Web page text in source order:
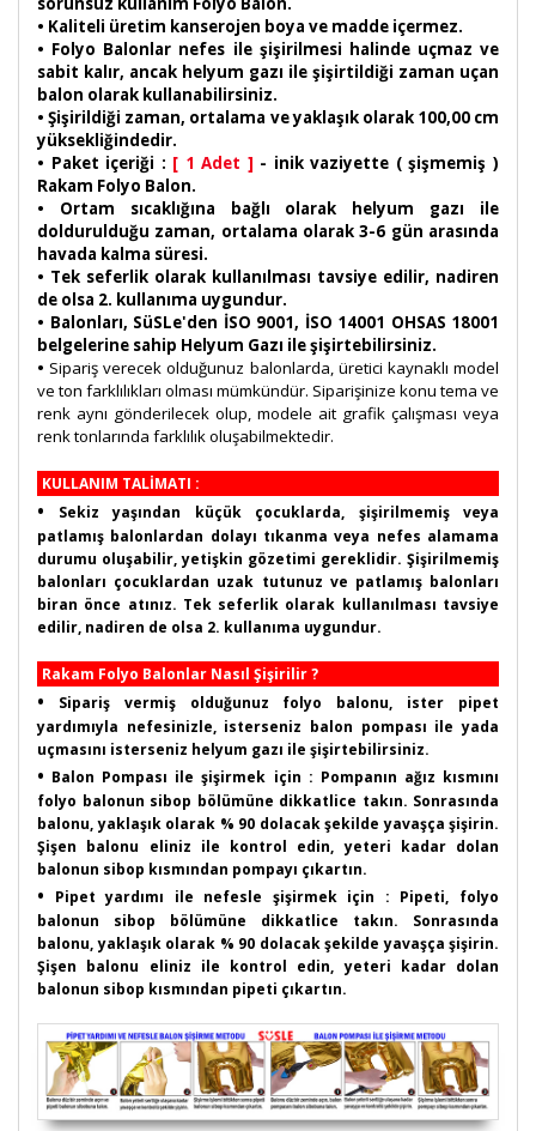
• Kaliteli üretim kanserojen boya ve madde içermez.
• Folyo Balonlar nefes ile şişirilmesi halinde uçmaz ve
sabit kalır, ancak helyum gazı ile şişirtildiği zaman uçan
balon olarak kullanabilirsiniz.
• Şişirildiği zaman, ortalama ve yaklaşık olarak 100,00 cm
yüksekliğindedir.
• Paket içeriği : [ 1 Adet ] - inik vaziyette ( şişmemiş )
Rakam Folyo Balon.
• Ortam sıcaklığına bağlı olarak helyum gazı ile
doldurulduğu zaman, ortalama olarak 3-6 gün arasında
havada kalma süresi.
• Tek seferlik olarak kullanılması tavsiye edilir, nadiren
de olsa 2. kullanıma uygundur.
• Balonları, SüSLe'den İSO 9001, İSO 14001 OHSAS 18001
belgelerine sahip Helyum Gazı ile şişirtebilirsiniz.
• Sipariş verecek olduğunuz balonlarda, üretici kaynaklı model
ve ton farklılıkları olması mümkündür. Siparişinize konu tema ve
renk aynı gönderilecek olup, modele ait grafik çalışması veya
renk tonlarında farklılık oluşabilmektedir.
KULLANIM TALİMATI :
•
Sekiz yaşından küçük çocuklarda, şişirilmemiş veya
patlamış balonlardan dolayı tıkanma veya nefes alamama
durumu oluşabilir, yetişkin gözetimi gereklidir. Şişirilmemiş
balonları çocuklardan uzak tutunuz ve patlamış balonları
biran önce atınız. Tek seferlik olarak kullanılması tavsiye
edilir, nadiren de olsa 2. kullanıma uygundur.
Rakam Folyo Balonlar Nasıl Şişirilir ?
•
Sipariş vermiş olduğunuz folyo balonu, ister pipet
yardımıyla nefesinizle, isterseniz balon pompası ile yada
uçmasını isterseniz helyum gazı ile şişirtebilirsiniz.
• Balon Pompası ile şişirmek için : Pompanın ağız kısmını
folyo balonun sibop bölümüne dikkatlice takın. Sonrasında
balonu, yaklaşık olarak % 90 dolacak şekilde yavaşça şişirin.
Şişen balonu eliniz ile kontrol edin, yeteri kadar dolan
balonun sibop kısmından pompayı çıkartın.
•
Pipet yardımı ile nefesle şişirmek için : Pipeti, folyo
balonun sibop bölümüne dikkatlice takın. Sonrasında
balonu, yaklaşık olarak % 90 dolacak şekilde yavaşça şişirin.
Şişen balonu eliniz ile kontrol edin, yeteri kadar dolan
balonun sibop kısmından pipeti çıkartın.